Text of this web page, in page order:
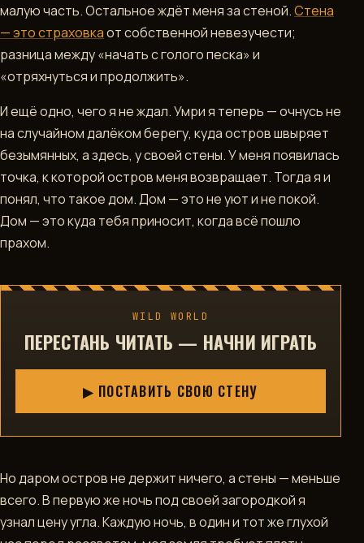
малую часть. Остальное ждёт меня за стеной.Стена
— это страховкаот собственной невезучести;
разница между «начать с голого песка» и
«отряхнуться и продолжить».
И ещё одно, чего я не ждал. Умри я теперь — очнусь не
на случайном далёком берегу, куда остров швыряет
безымянных, а здесь, у своей стены. У меня появилась
точка, к которой остров меня возвращает. Тогда я и
понял, что такое дом. Дом — это не уют и не покой.
Дом — это куда тебя приносит, когда всё пошло
прахом.
WILD WORLD
ПЕРЕСТАНЬ ЧИТАТЬ — НАЧНИ ИГРАТЬ
▶ ПОСТАВИТЬ СВОЮ СТЕНУ
Но даром остров не держит ничего, а стены — меньше
всего. В первую же ночь под своей загородкой я
узнал цену угла. Каждую ночь, в один и тот же глухой